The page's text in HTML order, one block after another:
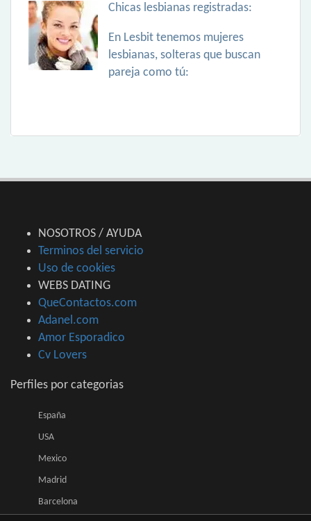
Chicas lesbianas registradas:
En Lesbit tenemos mujeres
lesbianas, solteras que buscan
pareja como tú:
NOSOTROS / AYUDA
Terminos del servicio
Uso de cookies
WEBS DATING
QueContactos.com
Adanel.com
Amor Esporadico
Cv Lovers
Perfiles por categorias
España
USA
Mexico
Madrid
Barcelona